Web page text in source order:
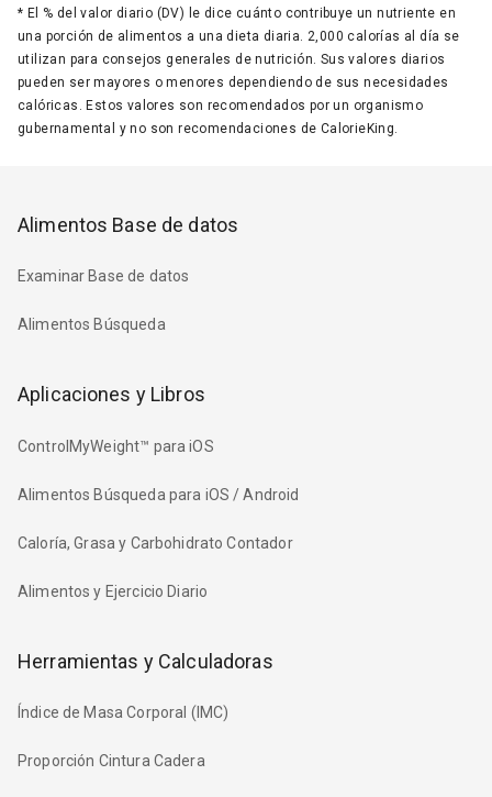
* El % del valor diario (DV) le dice cuánto contribuye un nutriente en
una porción de alimentos a una dieta diaria. 2,000 calorías al día se
utilizan para consejos generales de nutrición. Sus valores diarios
pueden ser mayores o menores dependiendo de sus necesidades
calóricas. Estos valores son recomendados por un organismo
gubernamental y no son recomendaciones de CalorieKing.
Alimentos Base de datos
Examinar Base de datos
Alimentos Búsqueda
Aplicaciones y Libros
ControlMyWeight™ para iOS
Alimentos Búsqueda para iOS / Android
Caloría, Grasa y Carbohidrato Contador
Alimentos y Ejercicio Diario
Herramientas y Calculadoras
Índice de Masa Corporal (IMC)
Proporción Cintura Cadera